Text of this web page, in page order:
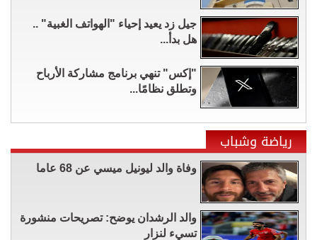
جيل زد يعيد إحياء "الهواتف الغبية" ..
هل بدأ...
"إكس" تنهي برنامج مشاركة الأرباح
وتطلق نظامًا...
رياضة وشباب
وفاة والد ليونيل ميسي عن 68 عاما
والد الرشدان يوضح: تصريحات منشورة
تسيء لنزار